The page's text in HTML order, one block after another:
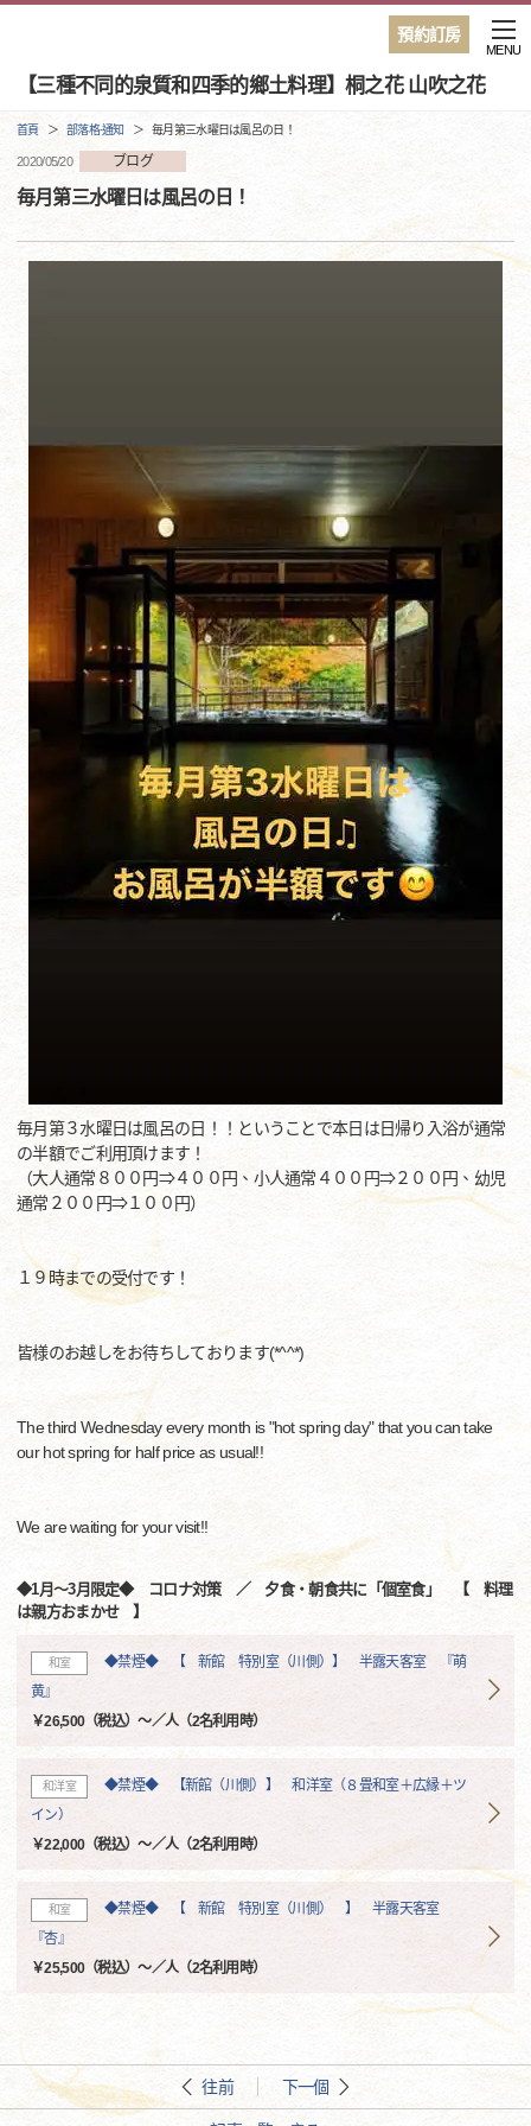
預約訂房
【三種不同的泉質和四季的鄉土料理】桐之花 山吹之花
MENU
首頁 部落格·通知 毎月第三水曜日は風呂の日！
2020/05/20 ブログ
毎月第三水曜日は風呂の日！
毎月第３水曜日は風呂の日！！ということで本日は日帰り入浴が通常
の半額でご利用頂けます！
（大人通常８００円⇒４００円、小人通常４００円⇒２００円、幼児
通常２００円⇒１００円）
１９時までの受付です！
皆様のお越しをお待ちしております(*^^*)
The third Wednesday every month is "hot spring day" that you can take
our hot spring for half price as usual!!
We are waiting for your visit!!
◆1月～3月限定◆ コロナ対策 ／ 夕食・朝食共に「個室食」 【 料理
は親方おまかせ 】
和室
◆禁煙◆ 【 新館 特別室（川側）】 半露天客室 『萌
黄』
￥26,500（税込）～／人（2名利用時）
和洋室
◆禁煙◆ 【新館（川側）】 和洋室（８畳和室＋広縁＋ツ
イン）
￥22,000（税込）～／人（2名利用時）
和室
◆禁煙◆ 【 新館 特別室（川側） 】 半露天客室
『杏』
￥25,500（税込）～／人（2名利用時）
往前 下一個